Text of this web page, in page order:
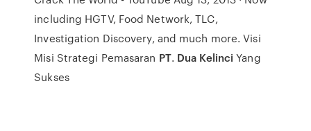
including HGTV, Food Network, TLC,
Investigation Discovery, and much more. Visi
Misi Strategi Pemasaran PT. Dua Kelinci Yang
Sukses